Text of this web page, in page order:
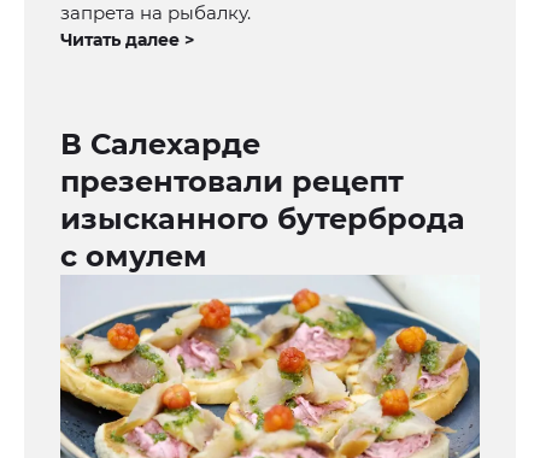
запрета на рыбалку.
Читать далее >
В Салехарде
презентовали рецепт
изысканного бутерброда
с омулем